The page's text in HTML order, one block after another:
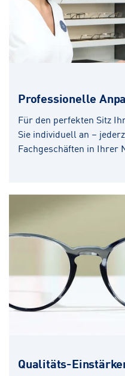
Professionelle
Für den perfekten Sitz
Sie individuell an –
Fachgeschäften in Ihrer
Qualitäts-